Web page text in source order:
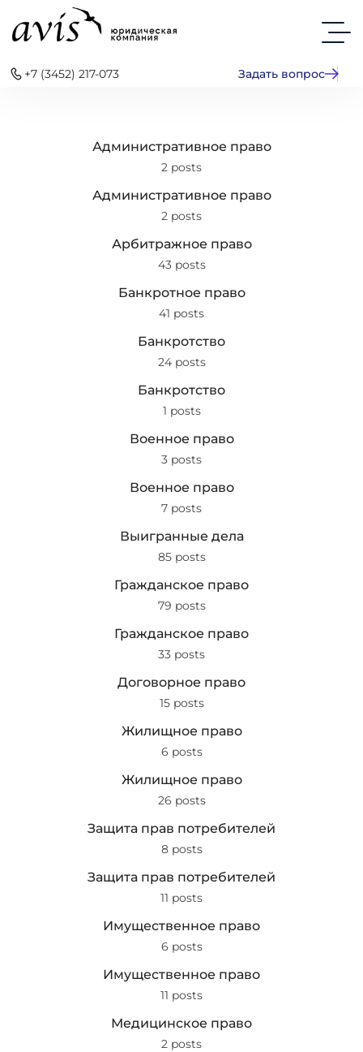
+7 (3452) 217-073 Задать вопрос
Административное право
2 posts
Административное право
2 posts
Арбитражное право
43 posts
Банкротное право
41 posts
Банкротство
24 posts
Банкротство
1 posts
Военное право
3 posts
Военное право
7 posts
Выигранные дела
85 posts
Гражданское право
79 posts
Гражданское право
33 posts
Договорное право
15 posts
Жилищное право
6 posts
Жилищное право
26 posts
Защита прав потребителей
8 posts
Защита прав потребителей
11 posts
Имущественное право
6 posts
Имущественное право
11 posts
Медицинское право
2 posts